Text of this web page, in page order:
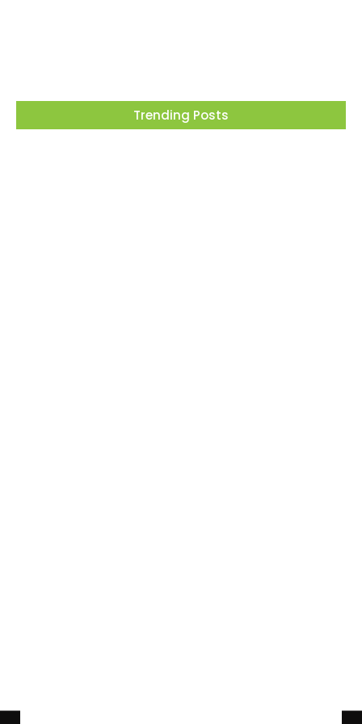
Trending Posts
Dia dos Pais tem tributo a Charlie Brown Jr e